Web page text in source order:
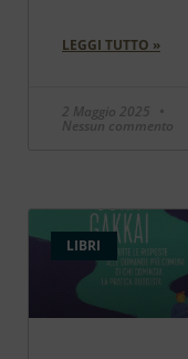
LEGGI TUTTO »
2 Maggio 2025
Nessun commento
LIBRI